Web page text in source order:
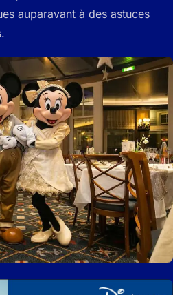
auparavant à des astuces